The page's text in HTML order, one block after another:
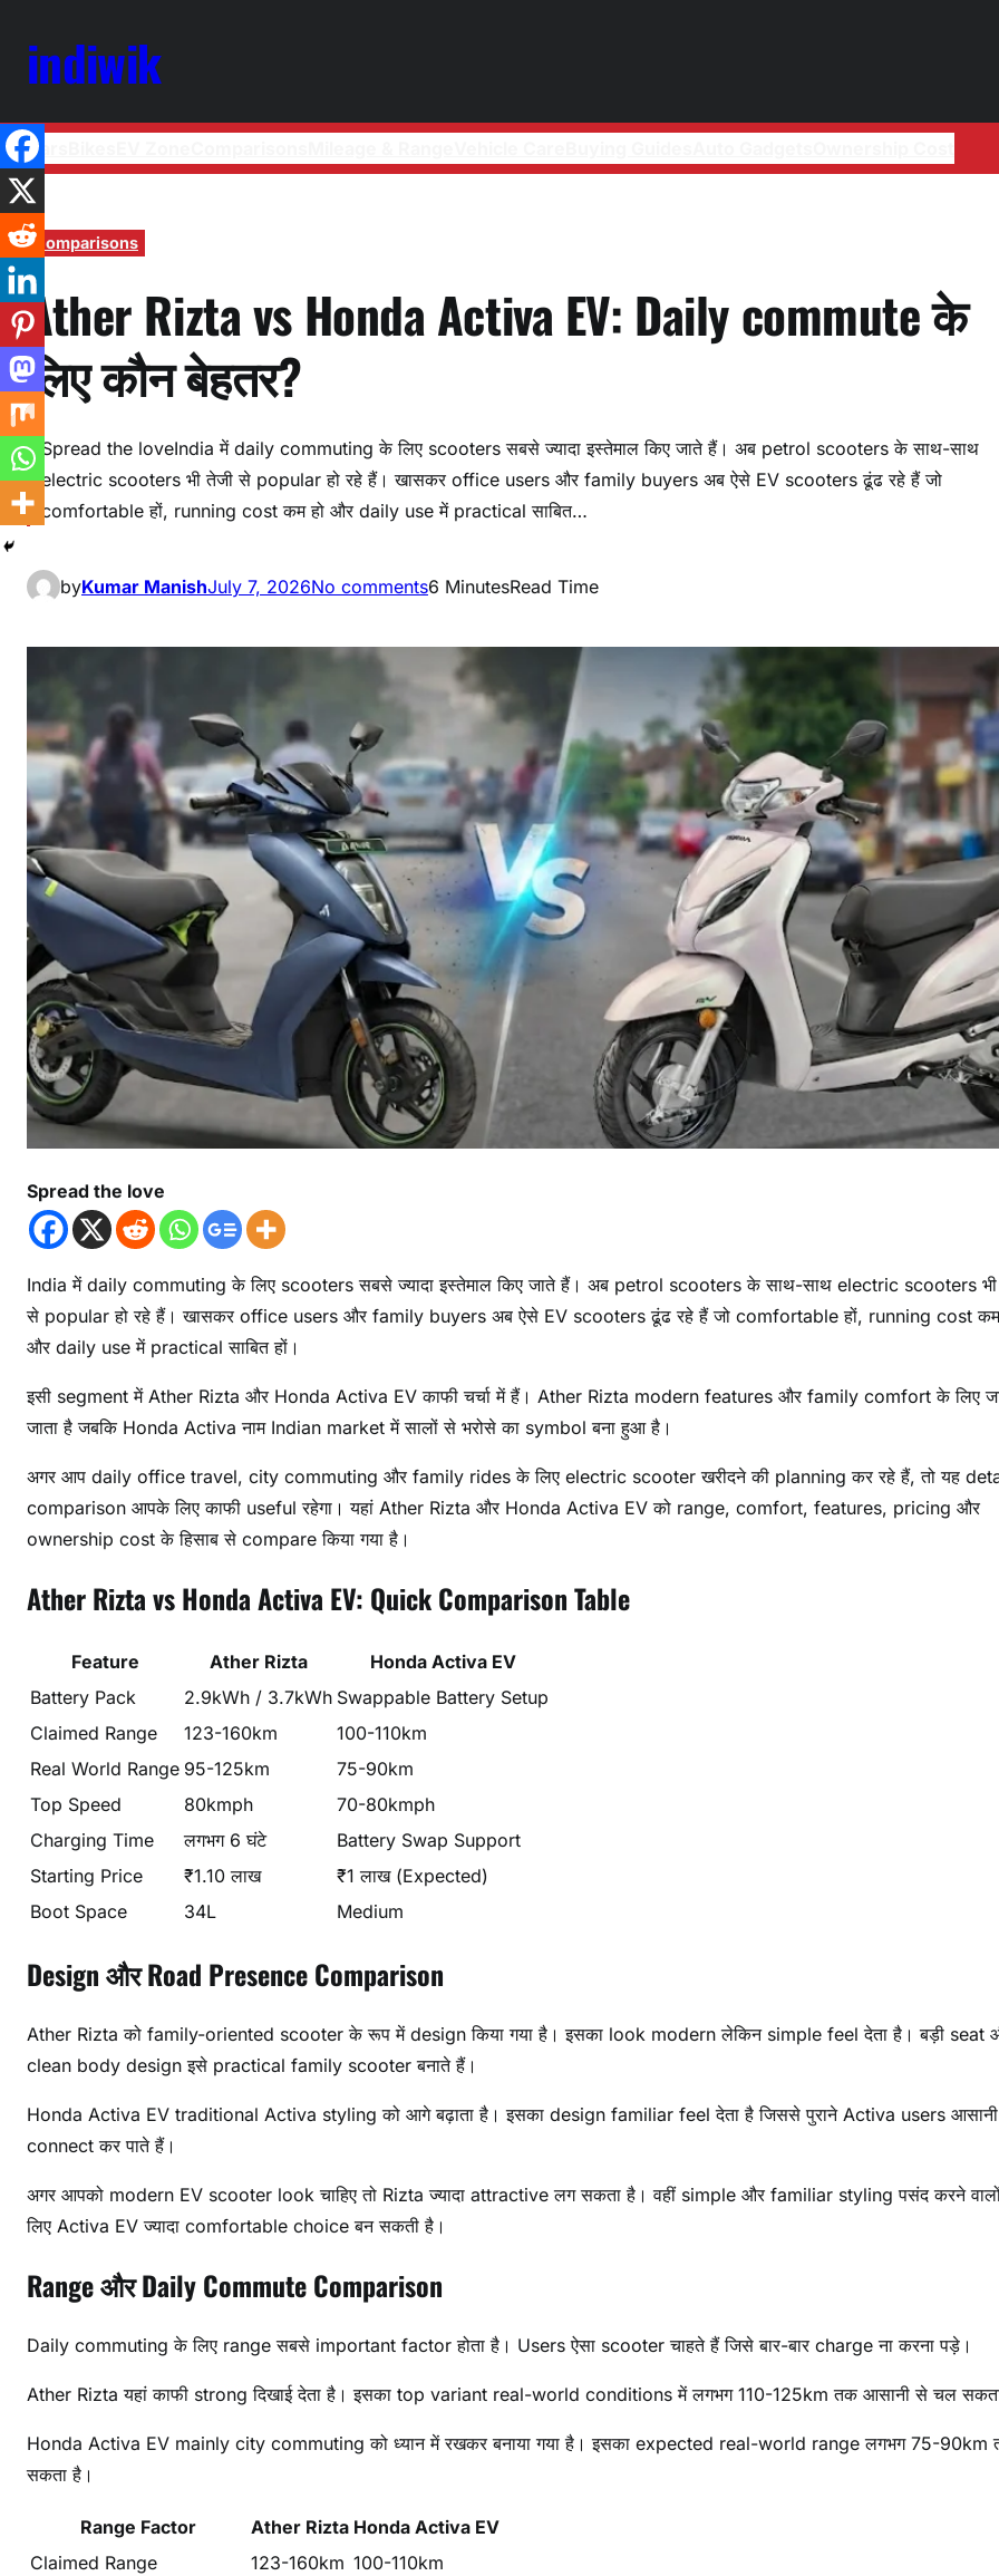
indiwik
Cars
Comparisons
Ather Rizta vs Honda Activa EV: Daily commute के
लिए कौन बेहतर?
Spread the loveIndia में daily commuting के लिए scooters सबसे ज्यादा इस्तेमाल किए जाते हैं। अब petrol scooters के साथ-साथ
electric scooters भी तेजी से popular हो रहे हैं। खासकर office users और family buyers अब ऐसे EV scooters ढूंढ रहे हैं जो
comfortable हों, running cost कम हो और daily use में practical साबित…
byKumar ManishJuly 7, 2026No comments6 MinutesRead Time
Spread the love
India में daily commuting के लिए scooters सबसे ज्यादा इस्तेमाल किए जाते हैं। अब petrol scooters के साथ-साथ electric scooters भी
से popular हो रहे हैं। खासकर office users और family buyers अब ऐसे EV scooters ढूंढ रहे हैं जो comfortable हों, running cost कम
और daily use में practical साबित हों।
इसी segment में Ather Rizta और Honda Activa EV काफी चर्चा में हैं। Ather Rizta modern features और family comfort के लिए
जाता है जबकि Honda Activa नाम Indian market में सालों से भरोसे का symbol बना हुआ है।
अगर आप daily office travel, city commuting और family rides के लिए electric scooter खरीदने की planning कर रहे हैं, तो यह
comparison आपके लिए काफी useful रहेगा। यहां Ather Rizta और Honda Activa EV को range, comfort, features, pricing और
ownership cost के हिसाब से compare किया गया है।
Ather Rizta vs Honda Activa EV: Quick Comparison Table
Feature Ather Rizta
Honda Activa EV
Battery Pack
2.9kWh / 3.7kWh Swappable Battery Setup
Claimed Range
123-160km
100-110km
Real World Range 95-125km
75-90km
Top Speed
80kmph
70-80kmph
Charging Time
लगभग 6 घंटे
Battery Swap Support
Starting Price
₹1.10 लाख
₹1 लाख (Expected)
Boot Space
34L Medium
Design और Road Presence Comparison
Ather Rizta को family-oriented scooter के रूप में design किया गया है। इसका look modern लेकिन simple feel देता है। बड़ी seat
clean body design इसे practical family scooter बनाते हैं।
Honda Activa EV traditional Activa styling को आगे बढ़ाता है। इसका design familiar feel देता है जिससे पुराने Activa users
connect कर पाते हैं।
अगर आपको modern EV scooter look चाहिए तो Rizta ज्यादा attractive लग सकता है। वहीं simple और familiar styling पसंद करने
लिए Activa EV ज्यादा comfortable choice बन सकती है।
Range और Daily Commute Comparison
Daily commuting के लिए range सबसे important factor होता है। Users ऐसा scooter चाहते हैं जिसे बार-बार charge ना करना पड़े।
Ather Rizta यहां काफी strong दिखाई देता है। इसका top variant real-world conditions में लगभग 110-125km तक आसानी से चल
Honda Activa EV mainly city commuting को ध्यान में रखकर बनाया गया है। इसका expected real-world range लगभग 75-90km
सकता है।
Range Factor Ather Rizta Honda Activa EV
Claimed Range
123-160km 100-110km